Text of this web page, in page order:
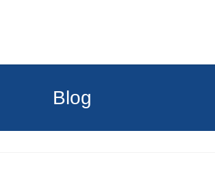
Blog